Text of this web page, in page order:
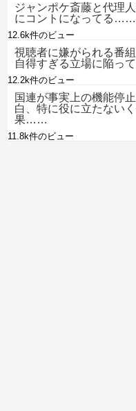
ジャンポケ斎藤と代理
にコントになってる……
12.6k件のビュー
視聴者に嫌がられる番
自得すぎる立場に陥っ
12.2k件のビュー
国連が事実上の機能停
白、特に役に立たない
果……
11.8k件のビュー